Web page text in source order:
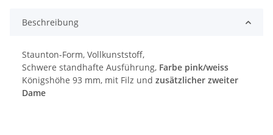
Beschreibung
Staunton-Form, Vollkunststoff,
Schwere standhafte Ausführung, Farbe pink/weiss
Königshöhe 93 mm, mit Filz und zusätzlicher zweiter
Dame